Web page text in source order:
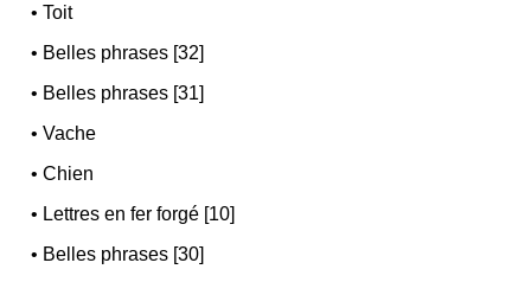
•Toit
• Belles phrases [32]
• Belles phrases [31]
•Vache
•Chien
• Lettres en fer forgé [10]
• Belles phrases [30]